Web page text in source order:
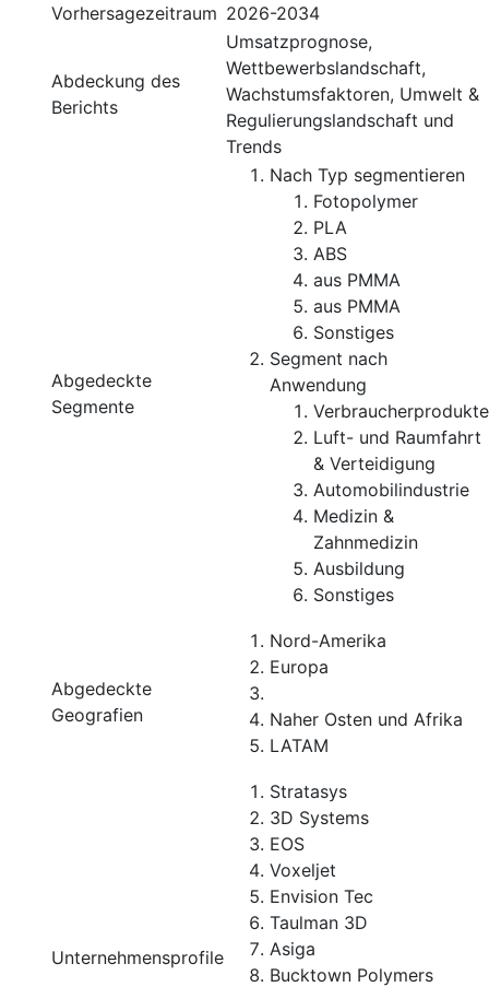
Vorhersagezeitraum 2026-2034
Abdeckung des
Berichts
Umsatzprognose,
Wettbewerbslandschaft,
Wachstumsfaktoren, Umwelt &
Regulierungslandschaft und
Trends
Abgedeckte
Segmente
Nach Typ segmentieren
Fotopolymer
PLA
ABS
aus PMMA
aus PMMA
Sonstiges
Segment nach
Anwendung
Verbraucherprodukte
Luft- und Raumfahrt
& Verteidigung
Automobilindustrie
Medizin &
Zahnmedizin
Ausbildung
Sonstiges
Abgedeckte
Geografien
Nord-Amerika
Europa
Naher Osten und Afrika
LATAM
Unternehmensprofile
Stratasys
3D Systems
EOS
Voxeljet
Envision Tec
Taulman 3D
Asiga
Bucktown Polymers